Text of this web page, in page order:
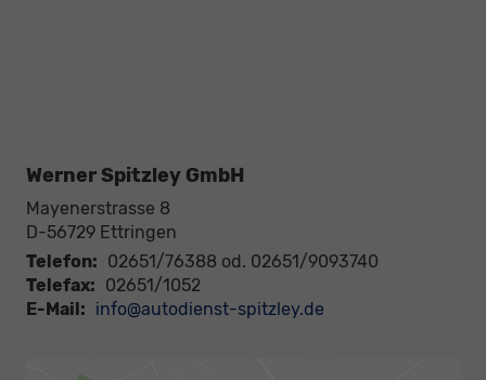
Werner Spitzley GmbH
Mayenerstrasse 8
D-56729 Ettringen
Telefon: 02651/76388 od. 02651/9093740
Telefax: 02651/1052
E-Mail: info@autodienst-spitzley.de